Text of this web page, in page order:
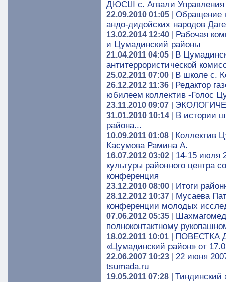
ДЮСШ с. Агвали Управления
22.09.2010 01:05
Обращение
андо-дидойских народов
13.02.2014 12:40
Рабочая
и Цумадинский районы
21.04.2011 04:05
В
антитеррористической
25.02.2011 07:00 В школе с.
26.12.2012 11:36
Редактор
юбилеем коллектив -Голос
23.11.2010 09:07
31.01.2010 10:14
В истории
района...
10.09.2011 01:08
Коллектив
Касумова Рамина А.
16.07.2012 03:02
14-15 июля
культуры районного центра
конференция
23.12.2010 08:00 Итоги
28.12.2012 10:37
Мусаева
конференции молодых
07.06.2012 05:35
полноконтактному
18.02.2011 10:01
ПОВЕСТКА
«Цумадинский район» от
22.06.2007 10:23
22 июня
tsumada.ru
19.05.2011 07:28 Тиндинский